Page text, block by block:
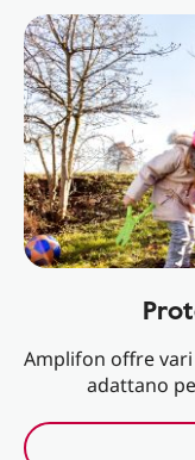
Amplifon offre
adattano